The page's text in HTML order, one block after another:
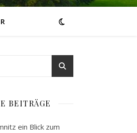
BEITRÄGE
ein Blick zum